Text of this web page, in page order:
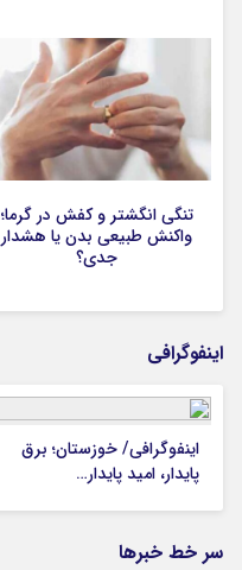
تنگی انگشتر و کفش در گرما؛
واکنش طبیعی بدن یا هشدار
جدی؟
اینفوگرافی
اینفوگرافی/ خوزستان؛ برق
پایدار، امید پایدار…
سر خط خبرها